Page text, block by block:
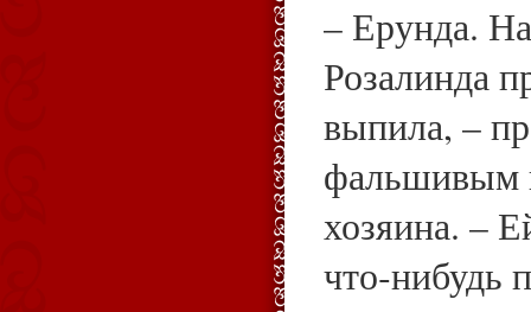
– Ерунда.
Розалинда
выпила, –
фальшивым
хозяина. –
что‑нибудь